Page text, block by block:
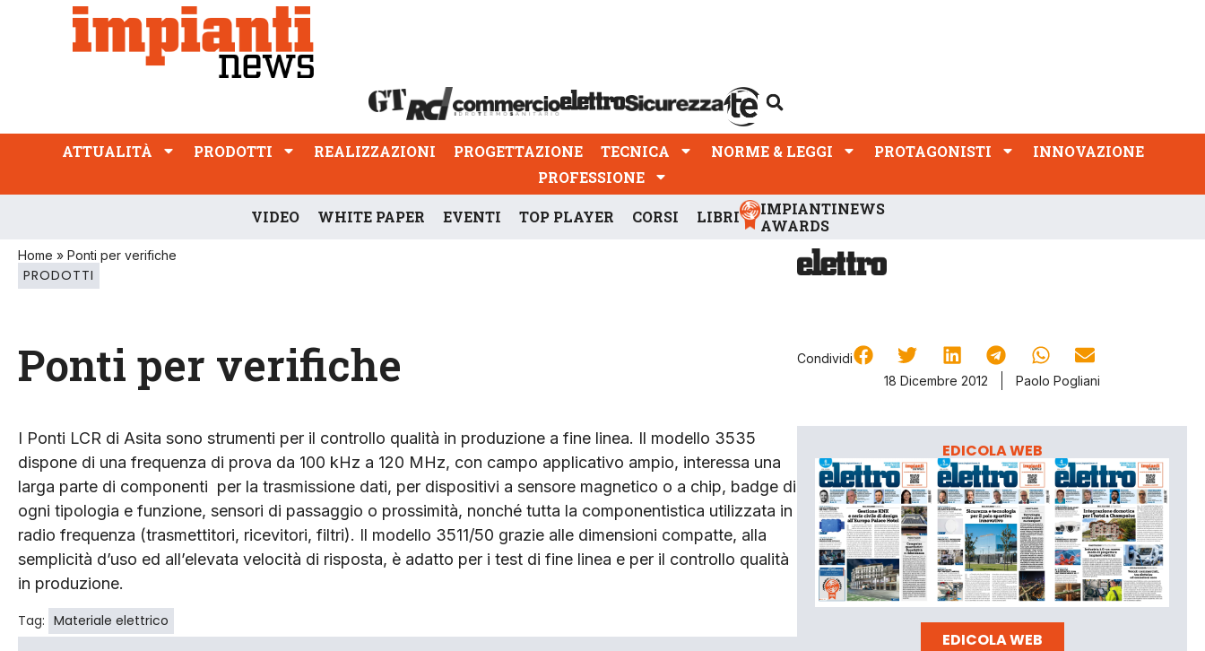
ATTUALITÀ PRODOTTI REALIZZAZIONI
PROFESSIONE
ATTUALITÀ PRODOTTI REALIZZAZIONI PROGETTAZIONE TECNICA NORME & LEGGI PROTAGONISTI
INNOVAZIONE
PROFESSIONE
VIDEO WHITE PAPER EVENTI TOP PLAYER CORSI LIBRI
IMPIANTINEWS
AWARDS
Home » Ponti per verifiche
PRODOTTI
Ponti per verifiche
Condividi
18 Dicembre 2012
Paolo Pogliani
I Ponti LCR di Asita sono strumenti per il controllo qualità in produzione a fine linea. Il modello 3535
dispone di una frequenza di prova da 100 kHz a 120 MHz, con campo applicativo ampio, interessa una
larga parte di componenti per la trasmissione dati, per dispositivi a sensore magnetico o a chip, badge di
ogni tipologia e funzione, sensori di passaggio o prossimità, nonché tutta la componentistica utilizzata in
radio frequenza (trasmettitori, ricevitori, filtri). Il modello 3511/50 grazie alle dimensioni compatte, alla
semplicità d’uso ed all’elevata velocità di risposta, è adatto per i test di fine linea e per il controllo qualità
in produzione.
Tag: Materiale elettrico
EDICOLA WEB
EDICOLA WEB